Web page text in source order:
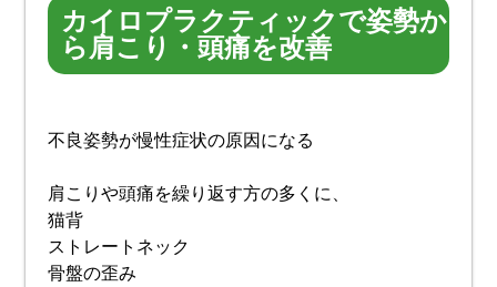
カイロプラクティックで姿勢か
ら肩こり・頭痛を改善
不良姿勢が慢性症状の原因になる
肩こりや頭痛を繰り返す方の多くに、
猫背
ストレートネック
骨盤の歪み